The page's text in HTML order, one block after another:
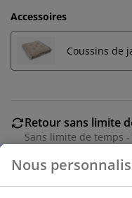
Accessoires
Coussins de
Retour sans limite
Sans limite de temps
Garantie de prix
Garantie de prix de
Nous